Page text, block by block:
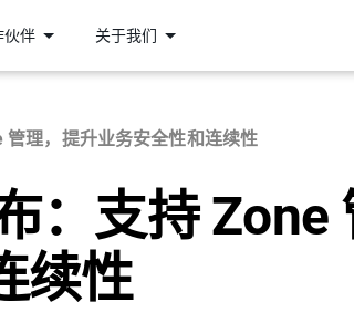
伙伴 关于我们
理，提升业务安全性和连续性
：支持 Zone
续性